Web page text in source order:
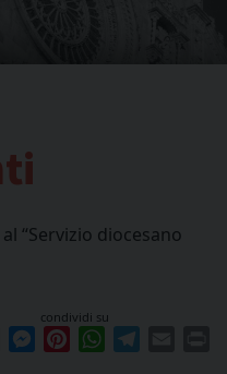
“Servizio diocesano
condividi su
Messenger
PinterestWhatsApp